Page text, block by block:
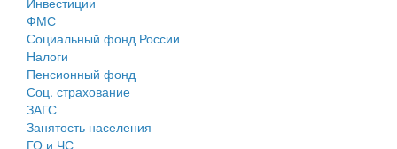
Антимонопольный комплаенс
Противодействие коррупции
Муниципальные программы
Контрольно-счетная палата
Персональные данные
Оценка регулирующего воздействия
ФМС
Социальный фонд России
Налоги
Пенсионный фонд
Соц. страхование
ЗАГС
Занятость населения
ГО и ЧС